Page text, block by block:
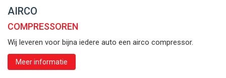
AIRCO
COMPRESSOREN
Wij leveren voor bijna iedere auto een airco compressor.
Meer informatie